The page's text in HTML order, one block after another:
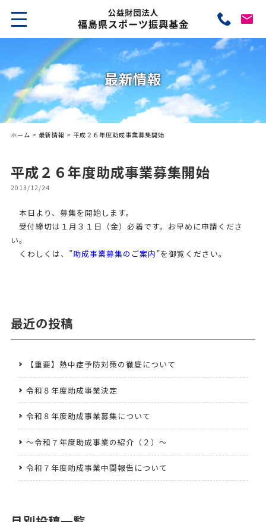
最新情報
ホーム > 最新情報 > 平成２６年度助成事業募集開始
平成２６年度助成事業募集開始
2013/12/24
本日より、募集を開始します。
受付締切は１月３１日（金）必着です。お早めに申請くださ
い。
くわしくは、”助成事業募集のご案内”を御覧ください。
最近の投稿
【重要】熱中症予防対策の徹底について
令和８年度助成事業決定
令和８年度助成事業募集について
～令和７年度助成事業の紹介（２）～
令和７年度助成事業中間報告について